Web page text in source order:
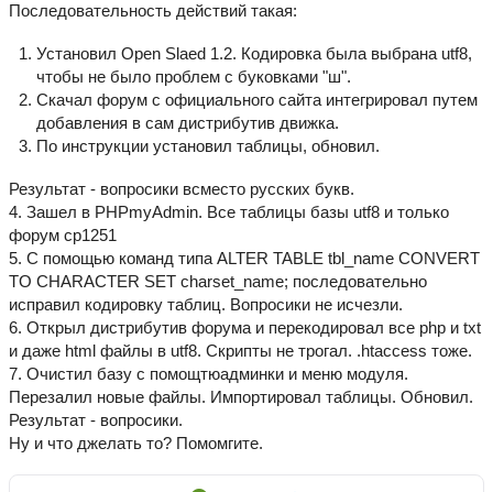
Последовательность действий такая:
Установил Open Slaed 1.2. Кодировка была выбрана utf8,
чтобы не было проблем с буковками "ш".
Скачал форум с официального сайта интегрировал путем
добавления в сам дистрибутив движка.
По инструкции установил таблицы, обновил.
Результат - вопросики всместо русских букв.
4. Зашел в PHPmyAdmin. Все таблицы базы utf8 и только
форум сp1251
5. C помощью команд типа ALTER TABLE tbl_name CONVERT
TO CHARACTER SET charset_name; последовательно
исправил кодировку таблиц. Вопросики не исчезли.
6. Открыл дистрибутив форума и перекодировал все php и txt
и даже html файлы в utf8. Скрипты не трогал. .htaccess тоже.
7. Очистил базу с помощтюадминки и меню модуля.
Перезалил новые файлы. Импортировал таблицы. Обновил.
Результат - вопросики.
Ну и что джелать то? Помомгите.